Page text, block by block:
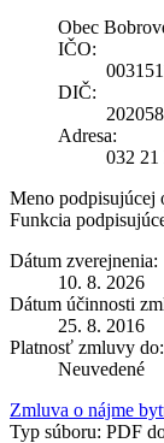
Obec
IČO:
DIČ:
Adresa:
032
Meno podpisujúcej
Funkcia
Dátum zverejnenia:
10. 8. 2026
Dátum účinnosti
25. 8. 2016
Platnosť zmluvy do:
Neuvedené
Zmluva o nájme
Typ súboru: PDF